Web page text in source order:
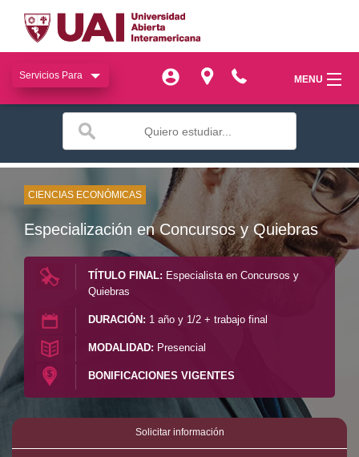
Servicios Para MENU
miUAI
SIAC
Facultades
Bienestar
Transferencia
Servicios Para MENU
SIAC
Facultades
Bienestar
Publicaciones
Transferencia
Docencia
CIENCIAS ECONÓMICAS
Especialización en Concursos y Quiebras
TÍTULO FINAL: Especialista en Concursos y
Quiebras
DURACIÓN: 1 año y 1/2 + trabajo final
MODALIDAD: Presencial
BONIFICACIONES VIGENTES
Solicitar información